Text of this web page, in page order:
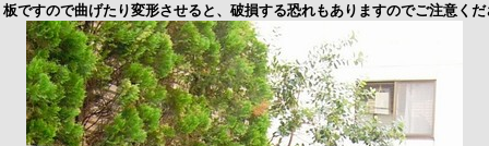
板ですので曲げたり変形させると、破損する恐れもありますのでご注意くだ